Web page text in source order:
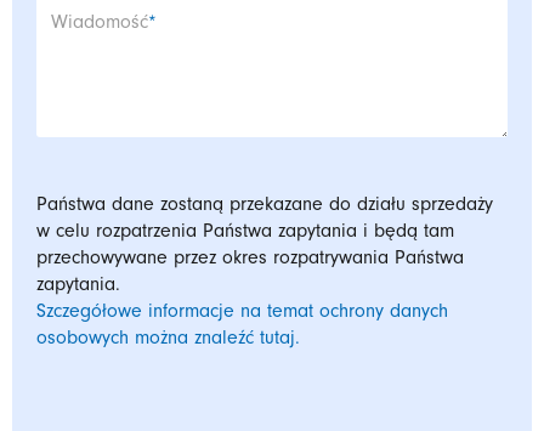
Pole wymagane
Wiadomość*
Państwa dane zostaną przekazane do działu sprzedaży
w celu rozpatrzenia Państwa zapytania i będą tam
przechowywane przez okres rozpatrywania Państwa
zapytania.
Szczegółowe informacje na temat ochrony danych
osobowych można znaleźć tutaj.